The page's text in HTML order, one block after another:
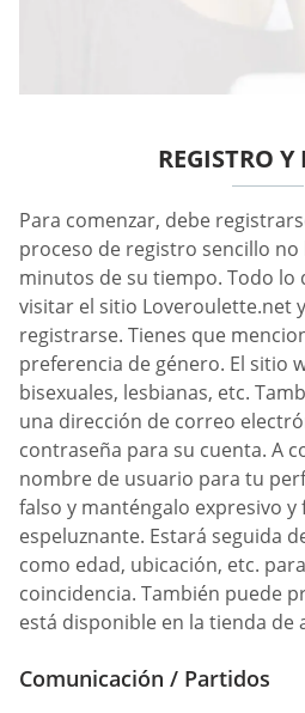
REGISTRO Y
Para comenzar, debe
proceso de registro sencillo no
minutos de su tiempo. Todo lo
visitar el sitio Loveroulette.net
registrarse. Tienes que
preferencia de género. El sitio
bisexuales, lesbianas, etc.
una dirección de correo
contraseña para su cuenta. A
nombre de usuario para tu
falso y manténgalo expresivo y
espeluznante. Estará seguida
como edad, ubicación, etc.
coincidencia. También puede
está disponible en la tienda de
Comunicación / Partidos